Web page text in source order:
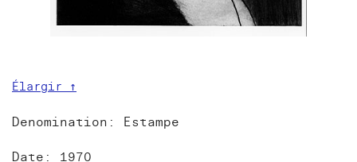
Élargir ↑
Denomination: Estampe
Date: 1970